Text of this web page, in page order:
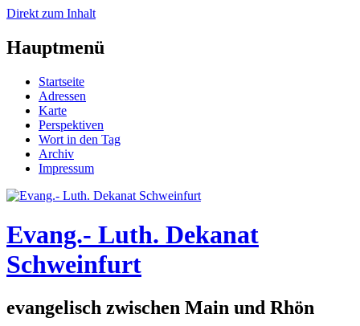
Direkt zum Inhalt
Hauptmenü
Startseite
Adressen
Karte
Perspektiven
Wort in den Tag
Archiv
Impressum
Evang.- Luth. Dekanat
Schweinfurt
evangelisch zwischen Main und Rhön